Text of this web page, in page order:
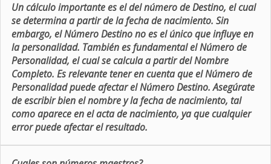
Un cálculo importante es el del número de Destino, el cual
se determina a partir de la fecha de nacimiento. Sin
embargo, el Número Destino no es el único que influye en
la personalidad. También es fundamental el Número de
Personalidad, el cual se calcula a partir del Nombre
Completo. Es relevante tener en cuenta que el Número de
Personalidad puede afectar el Número Destino. Asegúrate
de escribir bien el nombre y la fecha de nacimiento, tal
como aparece en el acta de nacimiento, ya que cualquier
error puede afectar el resultado.